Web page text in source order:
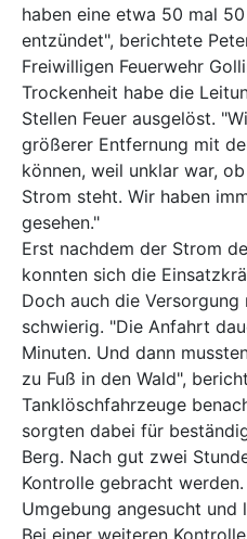
haben eine etwa 50 mal
entzündet", berichtete
Freiwilligen Feuerwehr
Trockenheit habe die
Stellen Feuer ausgelöst.
größerer Entfernung mit
können, weil unklar war,
Strom steht. Wir haben
gesehen."
Erst nachdem der Strom
konnten sich die
Doch auch die
schwierig. "Die Anfahrt
Minuten. Und dann
zu Fuß in den Wald",
Tanklöschfahrzeuge
sorgten dabei für
Berg. Nach gut zwei
Kontrolle gebracht
Umgebung angesucht und
Bei einer weiteren